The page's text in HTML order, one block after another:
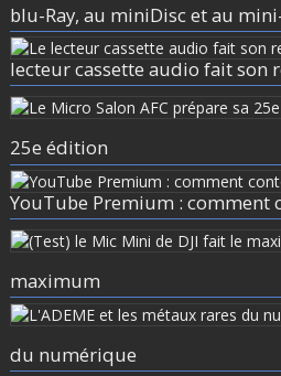
blu-Ray, au miniDisc et au
lecteur cassette audio fait son
25e édition
YouTube Premium : comment
maximum
du numérique